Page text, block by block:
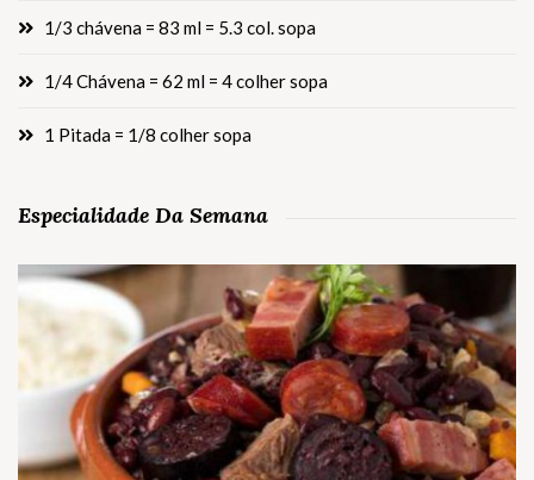
1/3 chávena = 83 ml = 5.3 col. sopa
1/4 Chávena = 62 ml = 4 colher sopa
1 Pitada = 1/8 colher sopa
Especialidade Da Semana